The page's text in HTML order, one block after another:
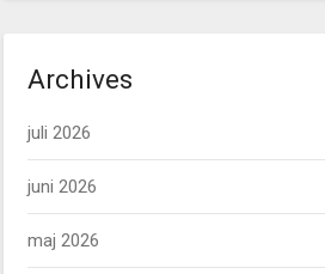
Archives
juli 2026
juni 2026
maj 2026